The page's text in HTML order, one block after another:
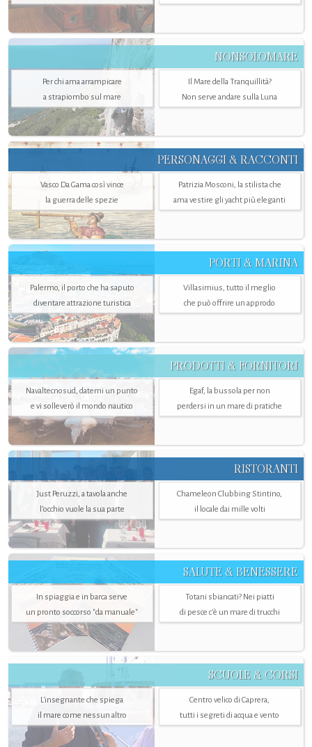
NONSOLOMARE
Per chi ama arrampicare
a strapiombo sul mare
Il Mare della Tranquillità?
Non serve andare sulla Luna
PERSONAGGI & RACCONTI
Vasco Da Gama così vince
la guerra delle spezie
Patrizia Mosconi, la stilista che
ama vestire gli yacht più eleganti
PORTI & MARINA
Palermo, il porto che ha saputo
diventare attrazione turistica
Villasimius, tutto il meglio
che può offrire un approdo
PRODOTTI & FORNITORI
Navaltecnosud, datemi un punto
e vi solleverò il mondo nautico
Egaf, la bussola per non
perdersi in un mare di pratiche
RISTORANTI
Just Peruzzi, a tavola anche
l’occhio vuole la sua parte
Chameleon Clubbing Stintino,
il locale dai mille volti
SALUTE & BENESSERE
In spiaggia e in barca serve
un pronto soccorso "da manuale"
Totani sbiancati? Nei piatti
di pesce c'è un mare di trucchi
SCUOLE & CORSI
L'insegnante che spiega
il mare come nessun altro
Centro velico di Caprera,
tutti i segreti di acqua e vento